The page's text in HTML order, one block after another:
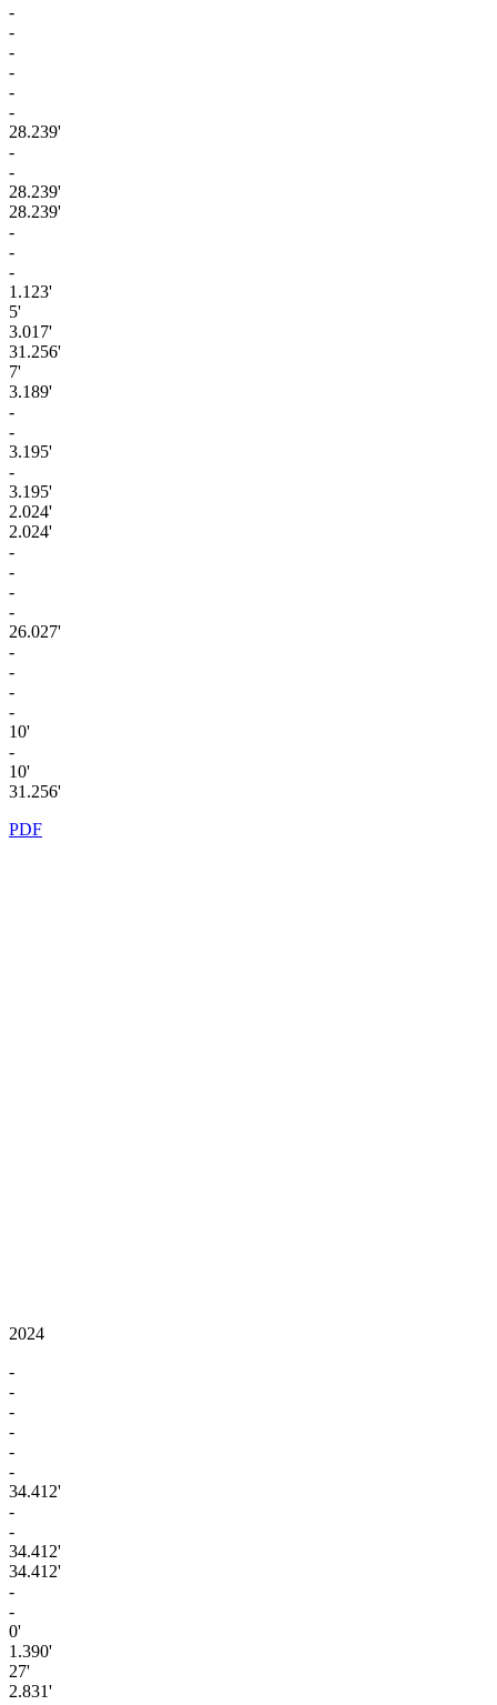
-
-
-
-
-
-
28.239'
-
-
28.239'
28.239'
-
-
-
1.123'
5'
3.017'
31.256'
7'
3.189'
-
-
3.195'
-
3.195'
2.024'
2.024'
-
-
-
-
26.027'
-
-
-
-
10'
-
10'
31.256'
PDF
2024
-
-
-
-
-
-
34.412'
-
-
34.412'
34.412'
-
-
0'
1.390'
27'
2.831'